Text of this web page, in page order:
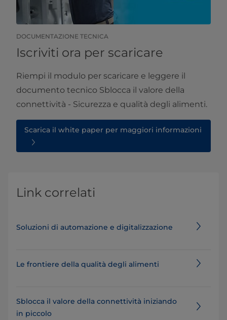
DOCUMENTAZIONE TECNICA
Iscriviti ora per scaricare
Riempi il modulo per scaricare e leggere il
documento tecnico Sblocca il valore della
connettività - Sicurezza e qualità degli alimenti.
Scarica il white paper per maggiori informazioni
Link correlati
Soluzioni di automazione e digitalizzazione
Le frontiere della qualità degli alimenti
Sblocca il valore della connettività iniziando
in piccolo